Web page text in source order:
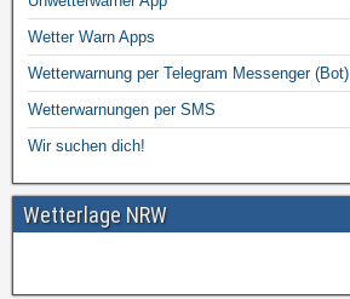
Wetter Warn Apps
Wetterwarnung per Telegram Messenger (Bot)
Wetterwarnungen per SMS
Wir suchen dich!
Wetterlage NRW